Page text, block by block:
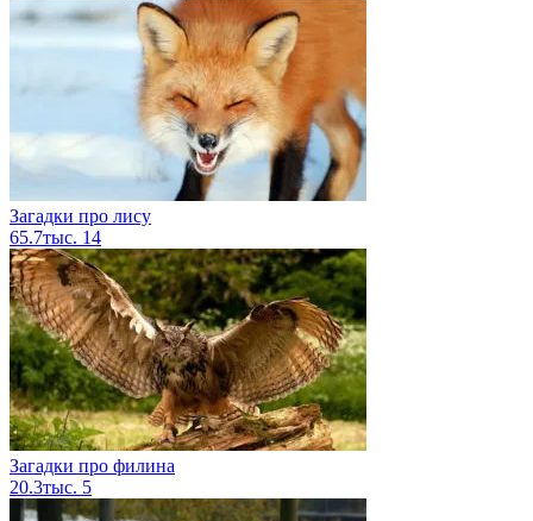
Загадки про лису
65.7тыс. 14
Загадки про филина
20.3тыс. 5